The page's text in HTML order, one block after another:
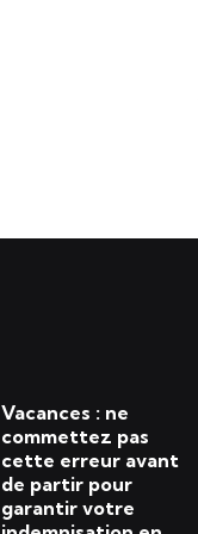
Vacances : ne
commettez pas
cette erreur avant
de partir pour
garantir votre